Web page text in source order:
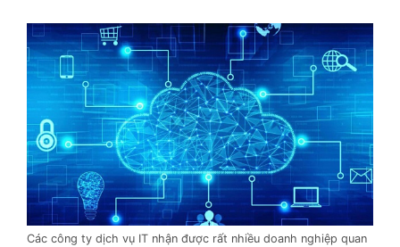
Các công ty dịch vụ IT nhận được rất nhiều doanh nghiệp quan